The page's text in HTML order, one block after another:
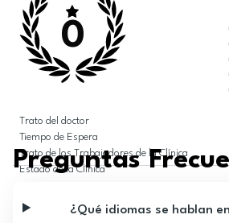
0
Trato del doctor
Tiempo de Espera
Trato de los Trabajadores de la Clínica
Estado de la Clínica
Preguntas
¿Qué idiomas se hablan